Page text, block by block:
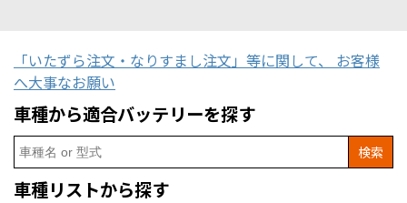
「いたずら注文・なりすまし注文」等に関して、 お客様
へ大事なお願い
車種から適合バッテリーを探す
Search
for:
車種リストから探す